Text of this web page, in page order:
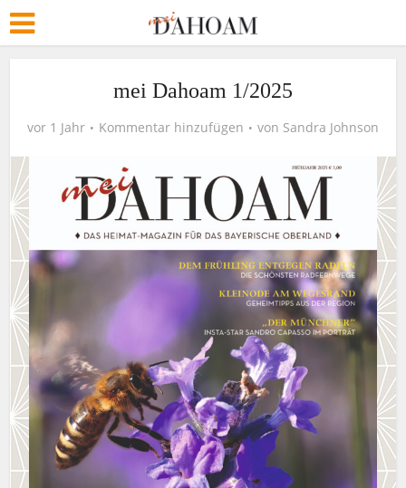
mei Dahoam 1/2025
vor 1 Jahr Kommentar hinzufügen von Sandra Johnson